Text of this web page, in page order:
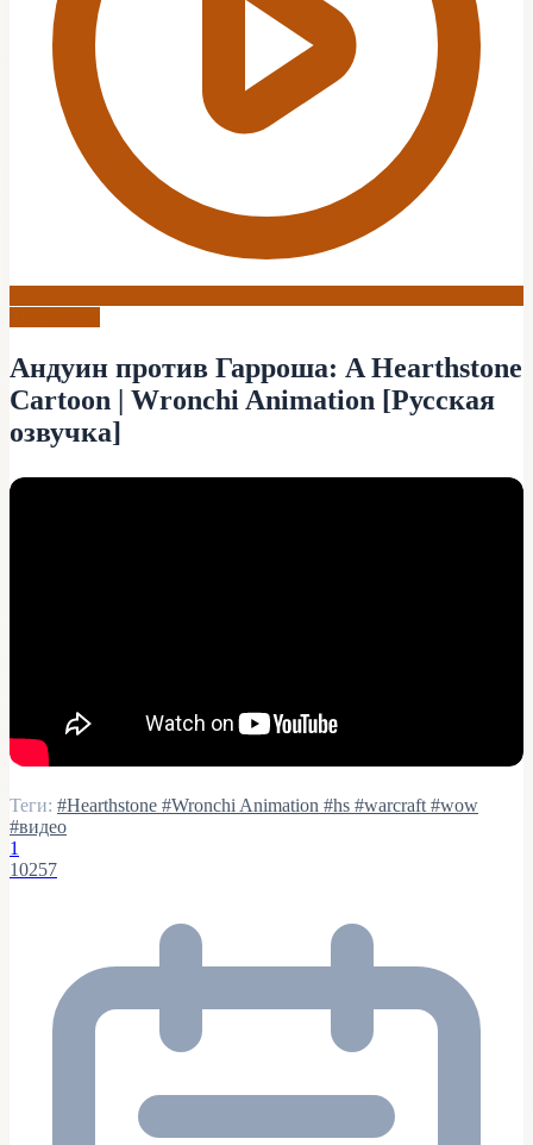
Андуин против Гарроша: A Hearthstone
Cartoon | Wronchi Animation [Русская
озвучка]
Теги: #Hearthstone #Wronchi Animation #hs #warcraft #wow
#видео
1
10257